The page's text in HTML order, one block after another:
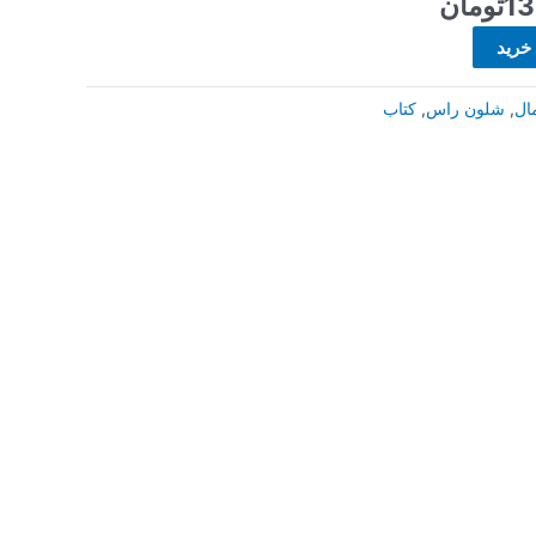
, شلون راس, کتاب